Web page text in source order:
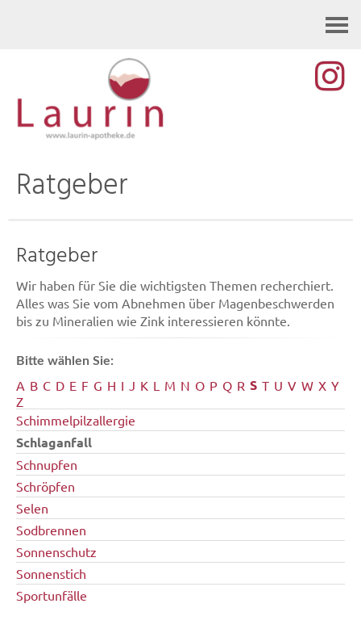
Ratgeber
Ratgeber
Wir haben für Sie die wichtigsten Themen recherchiert.
Alles was Sie vom Abnehmen über Magenbeschwerden
bis zu Mineralien wie Zink interessieren könnte.
Bitte wählen Sie:
A B C D E F G H I J K L M N O P Q R S T U V W X Y
Z
Schimmelpilzallergie
Schlaganfall
Schnupfen
Schröpfen
Selen
Sodbrennen
Sonnenschutz
Sonnenstich
Sportunfälle